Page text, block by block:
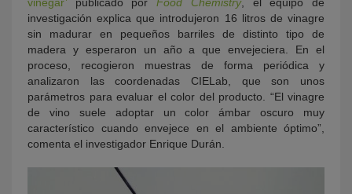
investigación explica que introdujeron 16 litros de vinagre
sin madurar en pequeños barriles de distinto tipo de
madera y esperaron un año a que envejeciera. En el
proceso, recogieron muestras de forma periódica y
analizaron las coordenadas CIELab, que son unos
parámetros para evaluar el color del producto. “El vinagre
de vino suele adoptar un color ámbar oscuro muy
característico cuando envejece en el ambiente óptimo”,
comenta el investigador Enrique Durán